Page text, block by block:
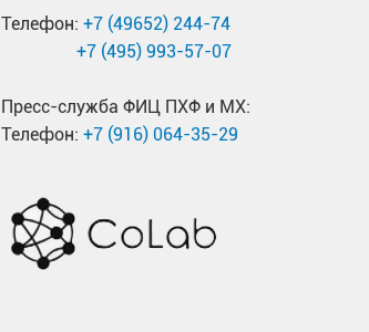
Телефон: +7 (49652) 244-74
+7 (495) 993-57-07
Пресс-служба ФИЦ ПХФ и МХ:
Телефон: +7 (916) 064-35-29